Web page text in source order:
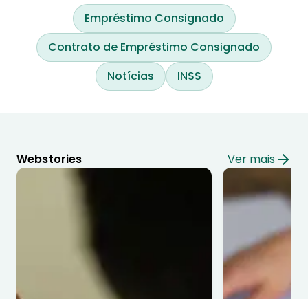
Empréstimo Consignado
Contrato de Empréstimo Consignado
Notícias
INSS
Webstories Ver mais